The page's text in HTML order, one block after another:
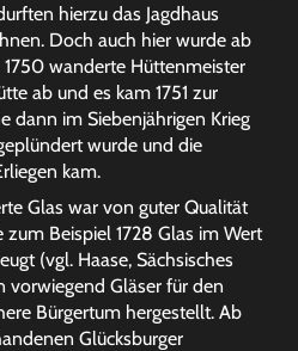
hierzu das Jagdhaus
Doch auch hier wurde ab
wanderte Hüttenmeister
ab und es kam 1751 zur
dann im Siebenjährigen Krieg
wurde und die
kam.
Glas war von guter Qualität
Beispiel 1728 Glas im Wert
(vgl. Haase, Sächsisches
vorwiegend Gläser für den
Bürgertum hergestellt. Ab
Glücksburger